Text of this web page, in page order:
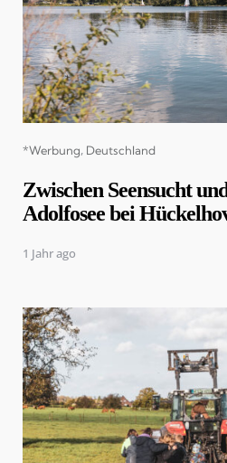
Categories
*Werbung Deutschland
Zwischen Seensucht
Adolfosee bei
1 Jahr ago